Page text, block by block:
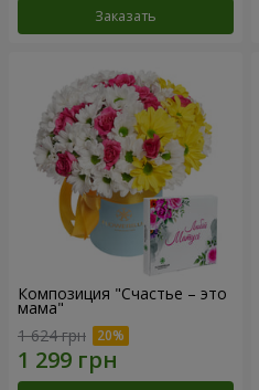
Заказать
Композиция "Счастье – это
мама"
1 624 грн